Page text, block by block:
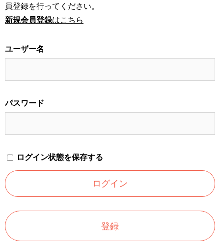
員登録を行ってください。
新規会員登録はこちら
ユーザー名
パスワード
ログイン状態を保存する
登録